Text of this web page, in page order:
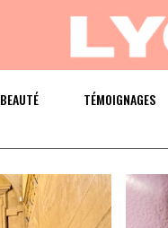
BEAUTÉ TÉMOIGNAGES